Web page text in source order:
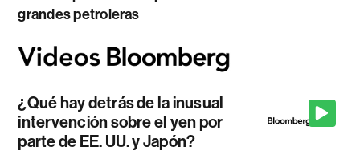
grandes petroleras
¿Qué hay detrás de la inusual
intervención sobre el yen por
parte de EE. UU. y Japón?